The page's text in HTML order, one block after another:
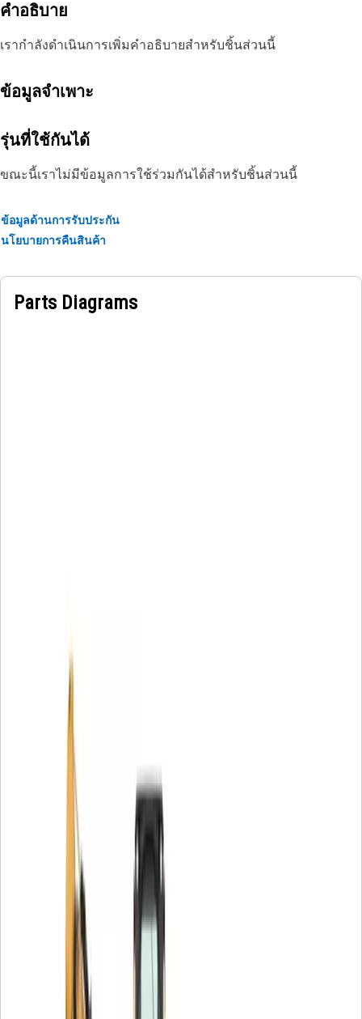
คำอธิบาย
เรากำลังดำเนินการเพิ่มคำอธิบายสำหรับชิ้นส่วนนี้
ข้อมูลจำเพาะ
รุ่นที่ใช้กันได้
ขณะนี้เราไม่มีข้อมูลการใช้ร่วมกันได้สำหรับชิ้นส่วนนี้
ข้อมูลด้านการรับประกัน
นโยบายการคืนสินค้า
Parts Diagrams